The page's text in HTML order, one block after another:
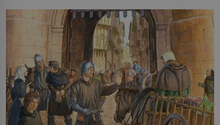
pře hned několik latinskoamerických zemí a k tomu
Francie, kde se traduje,